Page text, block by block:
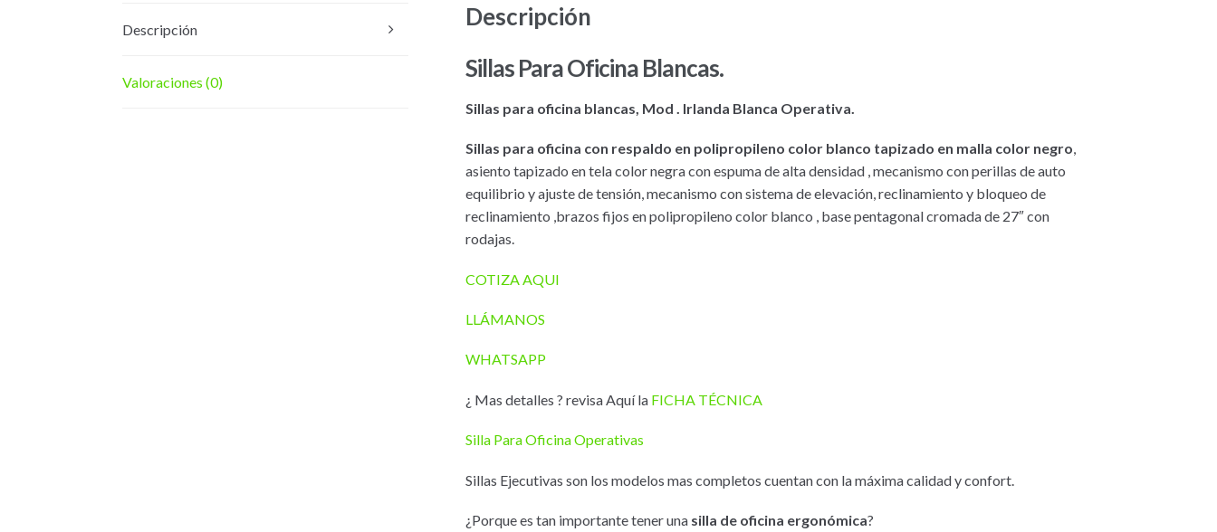
Descripción
Valoraciones (0)
Descripción
Sillas Para Oficina Blancas.
Sillas para oficina blancas, Mod . Irlanda Blanca Operativa.
Sillas para oficina con respaldo en polipropileno color blanco tapizado en malla color negro,
asiento tapizado en tela color negra con espuma de alta densidad , mecanismo con perillas de auto
equilibrio y ajuste de tensión, mecanismo con sistema de elevación, reclinamiento y bloqueo de
reclinamiento ,brazos fijos en polipropileno color blanco , base pentagonal cromada de 27″ con
rodajas.
COTIZA AQUI
LLÁMANOS
WHATSAPP
¿ Mas detalles ? revisa Aquí la FICHA TÉCNICA
Silla Para Oficina Operativas
Sillas Ejecutivas son los modelos mas completos cuentan con la máxima calidad y confort.
¿Porque es tan importante tener una silla de oficina ergonómica?